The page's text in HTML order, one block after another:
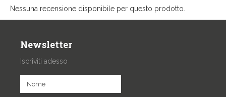
Nessuna recensione disponibile per questo prodotto.
Newsletter
Iscriviti adesso